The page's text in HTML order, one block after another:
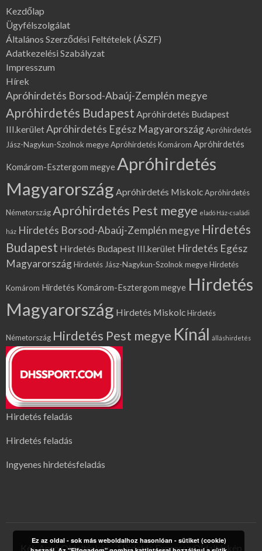
Kezdőlap
Ügyfélszolgálat
Általános Szerződési Feltételek (ÁSZF)
Adatkezelési Szabályzat
Impresszum
Hírek
Apróhirdetés Borsod-Abaúj-Zemplén megye
Apróhirdetés Budapest Apróhirdetés Budapest
III.kerületApróhirdetés Egész MagyarországApróhirdetés
Jász-Nagykun-Szolnok megyeApróhirdetés Komárom Apróhirdetés
Komárom-Esztergom megye Apróhirdetés
Magyarország Apróhirdetés MiskolcApróhirdetés
NémetországApróhirdetés Pest megye eladó Ház-családi
ház Hirdetés Borsod-Abaúj-Zemplén megye Hirdetés
Budapest Hirdetés Budapest III.kerület Hirdetés Egész
MagyarországHirdetés Jász-Nagykun-Szolnok megyeHirdetés
Komárom Hirdetés Komárom-Esztergom megye Hirdetés
Magyarország Hirdetés MiskolcHirdetés
Németország Hirdetés Pest megye Kínál álláshirdetés
Hirdetés feladás
Hirdetés feladás
Ingyenes hirdetésfeladás
Kék Apró Oldaltérkép Hirdetés Expressz Oldaltérkép
Ez az oldal - sok más weboldalhoz hasonlóan - sütiket (cookie)